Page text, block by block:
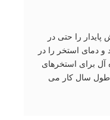
پایدار را حتی در
و دمای استخر را در
برای استخرهای
طول سال کار می